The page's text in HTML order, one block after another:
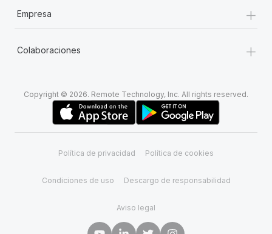
Empresa +
Colaboraciones +
Copyright © 2026. Remote Technology, Inc. All rights reserved.
Política de privacidad Política de cookies
Condiciones de uso Descargo de responsabilidad
Aviso legal